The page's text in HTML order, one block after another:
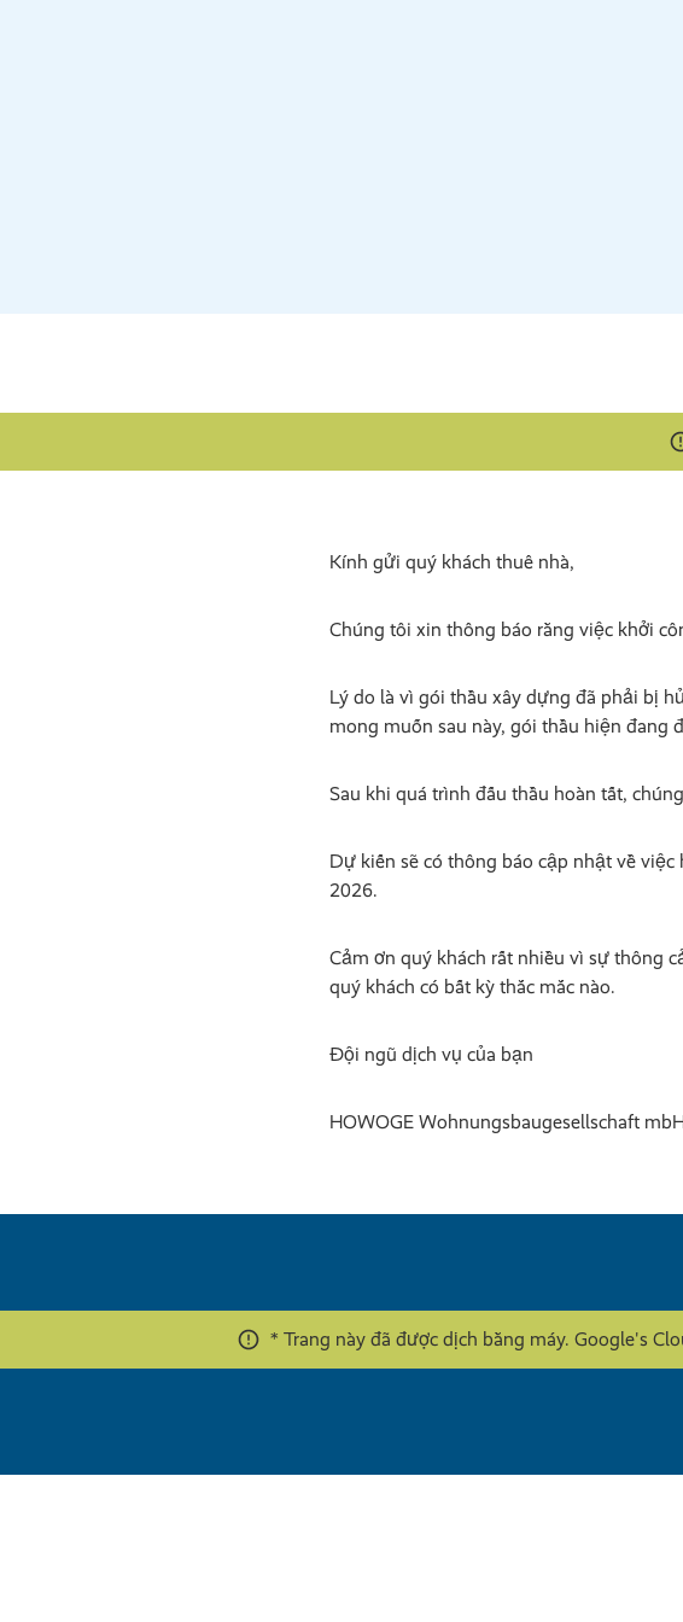
Kính gửi quý khách thuê nhà,
Chúng tôi xin thông báo rằng việc khởi
Lý do là vì gói thầu xây dựng đã phải bị
mong muốn sau này, gói thầu hiện đang
Sau khi quá trình đấu thầu hoàn tất,
Dự kiến sẽ có thông báo cập nhật về
2026.
Cảm ơn quý khách rất nhiều vì sự thông
quý khách có bất kỳ thắc mắc nào.
Đội ngũ dịch vụ của bạn
HOWOGE Wohnungsbaugesellschaft
* Trang này đã được dịch bằng máy. Google's